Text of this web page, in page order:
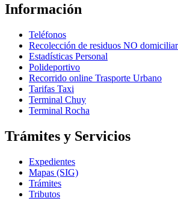
Información
Teléfonos
Recolección de residuos NO
Estadísticas Personal
Polideportivo
Recorrido online Trasporte Urbano
Tarifas Taxi
Terminal Chuy
Terminal Rocha
Trámites y Servicios
Expedientes
Mapas (SIG)
Trámites
Tributos